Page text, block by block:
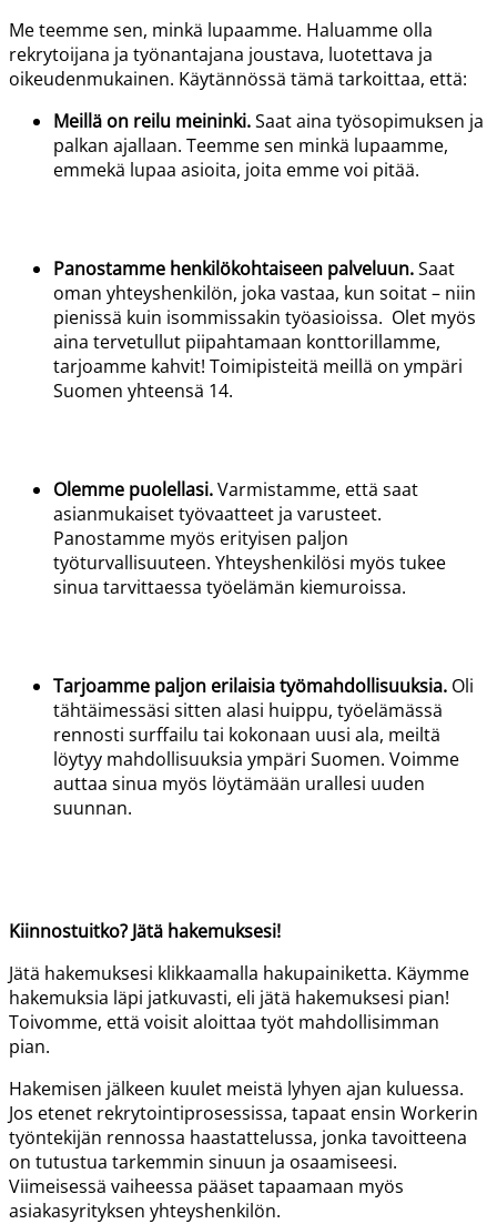
Me teemme sen, minkä lupaamme. Haluamme olla
rekrytoijana ja työnantajana joustava, luotettava ja
oikeudenmukainen. Käytännössä tämä tarkoittaa, että:
Meillä on reilu meininki.Saat aina työsopimuksen ja
palkan ajallaan. Teemme sen minkä lupaamme,
emmekä lupaa asioita, joita emme voi pitää.
Panostamme henkilökohtaiseen palveluun.Saat
oman yhteyshenkilön, joka vastaa, kun soitat – niin
pienissä kuin isommissakin työasioissa. Olet myös
aina tervetullut piipahtamaan konttorillamme,
tarjoamme kahvit! Toimipisteitä meillä on ympäri
Suomen yhteensä 14.
Olemme puolellasi.Varmistamme, että saat
asianmukaiset työvaatteet ja varusteet.
Panostamme myös erityisen paljon
työturvallisuuteen. Yhteyshenkilösi myös tukee
sinua tarvittaessa työelämän kiemuroissa.
Tarjoamme paljon erilaisia työmahdollisuuksia. Oli
tähtäimessäsi sitten alasi huippu, työelämässä
rennosti surffailu tai kokonaan uusi ala, meiltä
löytyy mahdollisuuksia ympäri Suomen. Voimme
auttaa sinua myös löytämään urallesi uuden
suunnan.
Kiinnostuitko? Jätä hakemuksesi!
Jätä hakemuksesi klikkaamalla hakupainiketta. Käymme
hakemuksia läpi jatkuvasti, eli jätä hakemuksesi pian!
Toivomme, että voisit aloittaa työt mahdollisimman
pian.
Hakemisen jälkeen kuulet meistä lyhyen ajan kuluessa.
Jos etenet rekrytointiprosessissa, tapaat ensin Workerin
työntekijän rennossa haastattelussa, jonka tavoitteena
on tutustua tarkemmin sinuun ja osaamiseesi.
Viimeisessä vaiheessa pääset tapaamaan myös
asiakasyrityksen yhteyshenkilön.